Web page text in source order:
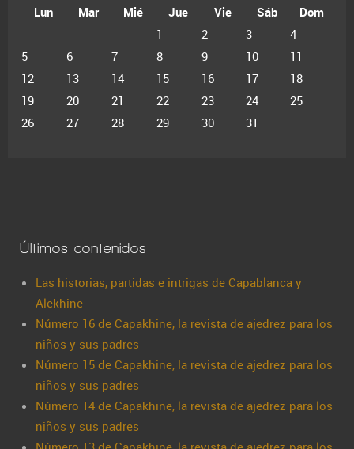
Lun
Mar Mié Jue Vie Sáb
Dom
1
2 3
4
5
6 7 8 9 10
11
12
13 14 15 16 17
18
19
20 21 22 23 24
25
26
27 28 29 30 31
Últimos contenidos
Las historias, partidas e intrigas de Capablanca y
Alekhine
Número 16 de Capakhine, la revista de ajedrez para los
niños y sus padres
Número 15 de Capakhine, la revista de ajedrez para los
niños y sus padres
Número 14 de Capakhine, la revista de ajedrez para los
niños y sus padres